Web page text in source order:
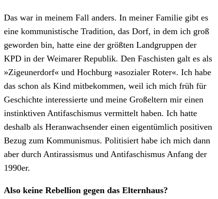
Das war in meinem Fall anders. In meiner Familie gibt es
eine kommunistische Tradition, das Dorf, in dem ich groß
geworden bin, hatte eine der größten Landgruppen der
KPD in der Weimarer Republik. Den Faschisten galt es als
»Zigeunerdorf« und Hochburg »asozialer Roter«. Ich habe
das schon als Kind mitbekommen, weil ich mich früh für
Geschichte interessierte und meine Großeltern mir einen
instinktiven Antifaschismus vermittelt haben. Ich hatte
deshalb als Heranwachsender einen eigentümlich positiven
Bezug zum Kommunismus. Politisiert habe ich mich dann
aber durch Antirassismus und Antifaschismus Anfang der
1990er.
Also keine Rebellion gegen das Elternhaus?